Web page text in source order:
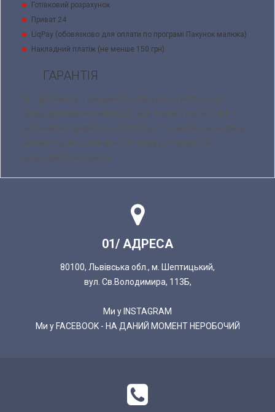
Готівковий розрахунок
Приват 24
LiqPay (обовязково для оплати по програмі Пакунок малюка)
Накладний платіж (не менше 150 грн)
ГАРАНТІЯ
Ми прагнемо бути кращими, та слідкуємо за якістю нашої
продукції та цінуємо репутацію нашої торгової марки Ladan. У
разі виявленя дефектів, невідповідності замовлення чи браку,
ви маєте право на поверененя товару у встановленні
законодавством терміни.
01/ АДРЕСА
80100, Львівська обл., м. Шептицький,
вул. Св.Володимира, 113Б,
Ми у INSTAGRAM
Ми у FACEBOOK - НА ДАНИЙ МОМЕНТ НЕРОБОЧИЙ